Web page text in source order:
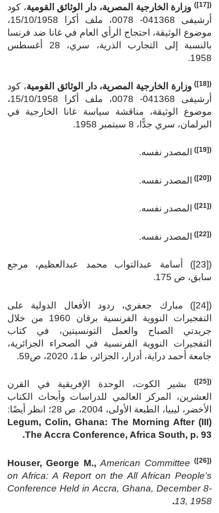
([17]) وزارة الخارجية المصرية، دار الوثائق القومية، كود
أرشيفى 041368- 0078، ملف أكرا 15/10/1958،
موضوع الوثيقة، احتجاج الرأي العام في غانا ضد فرنسا
بالنسبة إلى التجارب الذرية، سري، 28 أغسطس
1958.
([18]) وزارة الخارجية المصرية، دار الوثائق القومية، كود
أرشيفى 041368- 0078، ملف أكرا 15/10/1958،
موضوع الوثيقة، مناقشة سياسة غانا الخارجية في
البرلمان، سري جدًّا، 8 سبتمبر 1958.
([19]) المصدر نفسه.
([20]) المصدر نفسه.
([21]) المصدر نفسه.
([22]) المصدر نفسه.
([23]) أسامة عبدالتواب محمد عبدالعظيم، مرجع
سابق، ص 175.
([24]) مبارك جعفري، ردود الأفعال الدولية على
التفجيرات النووية الفرنسية برقان 1960 من خلال
جريدتي الصباح والعمل التونسيتين، في كتاب
التفجيرات النووية الفرنسية في الصحراء الجزائرية،
جامعة أحمد دراية، أدرار، الجزائر، ط1، 2020، ص59.
([25])
بشير الكوت، الوحدة الإفريقية في القرن
العشرين، المركز العالمي للدراسات وأبحاث الكتاب
الأخضر، ليبيا، الطبعة الأولى، 2004، ص 28؛ انظر أيضًا:
Legum, Colin, Ghana: The Morning After (III)
The Accra Conference, Africa South, p. 93.
([26])
Houser, George M.,American Committee
on Africa: A Report on the All African People’s
Conference Held in Accra, Ghana, December 8-
13, 1958
.